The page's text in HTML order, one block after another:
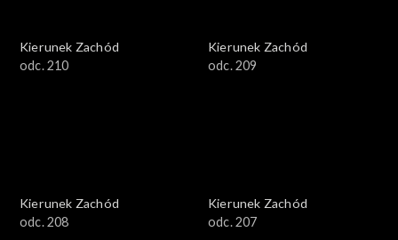
Kierunek Zachód
odc. 210
Kierunek Zachód
odc. 209
Kierunek Zachód
odc. 208
Kierunek Zachód
odc. 207